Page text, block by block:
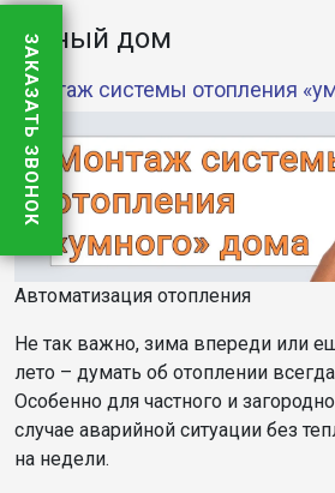
Умный дом
Монтаж системы отопления
Автоматизация отопления
Не так важно, зима впереди или
лето – думать об отоплении
Особенно для частного и
случае аварийной ситуации без
на недели.
ЗАКАЗАТЬ ЗВОНОК